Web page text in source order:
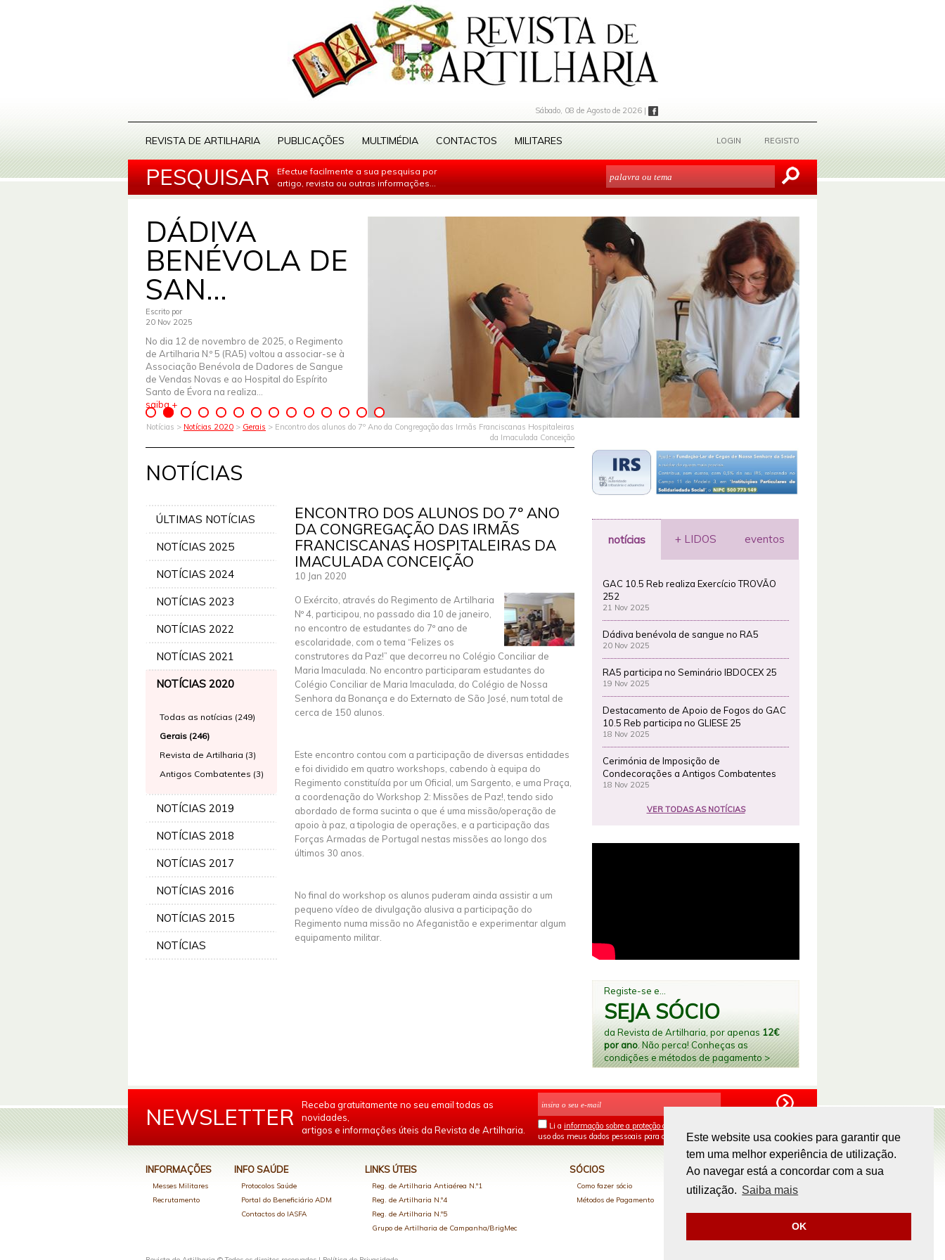
Este website usa cookies para garantir que
tem uma melhor experiência de utilização.
Ao navegar está a concordar com a sua
utilização. Saiba mais
OK
Sábado, 08 de Agosto de 2026 |
REVISTA DE ARTILHARIA PUBLICAÇÕES MULTIMÉDIA CONTACTOS MILITARES LOGIN REGISTO
PESQUISAR
Efectue facilmente a sua pesquisa por
artigo, revista ou outras informações...
DÁDIVA
BENÉVOLA DE
SAN...
Escrito por
20 Nov 2025
No dia 12 de novembro de 2025, o Regimento
de Artilharia N.º 5 (RA5) voltou a associar-se à
Associação Benévola de Dadores de Sangue
de Vendas Novas e ao Hospital do Espírito
Santo de Évora na realiza...
saiba +
Notícias > Notícias 2020 > Gerais > Encontro dos alunos do 7º Ano da Congregação das Irmãs Franciscanas Hospitaleiras
da Imaculada Conceição
NOTÍCIAS
ÚLTIMAS NOTÍCIAS
NOTÍCIAS 2025
NOTÍCIAS 2024
NOTÍCIAS 2023
NOTÍCIAS 2022
NOTÍCIAS 2021
NOTÍCIAS 2020
Todas as notícias (249)
Gerais (246)
Revista de Artilharia (3)
Antigos Combatentes (3)
NOTÍCIAS 2019
NOTÍCIAS 2018
NOTÍCIAS 2017
NOTÍCIAS 2016
NOTÍCIAS 2015
NOTÍCIAS
ENCONTRO DOS ALUNOS DO 7º ANO
DA CONGREGAÇÃO DAS IRMÃS
FRANCISCANAS HOSPITALEIRAS DA
IMACULADA CONCEIÇÃO
10 Jan 2020
O Exército, através do Regimento de Artilharia
Nº 4, participou, no passado dia 10 de janeiro,
no encontro de estudantes do 7º ano de
escolaridade, com o tema “Felizes os
construtores da Paz!” que decorreu no Colégio Conciliar de
Maria Imaculada. No encontro participaram estudantes do
Colégio Conciliar de Maria Imaculada, do Colégio de Nossa
Senhora da Bonança e do Externato de São José, num total de
cerca de 150 alunos.
Este encontro contou com a participação de diversas entidades
e foi dividido em quatro workshops, cabendo à equipa do
Regimento constituída por um Oficial, um Sargento, e uma Praça,
a coordenação do Workshop 2: Missões de Paz!, tendo sido
abordado de forma sucinta o que é uma missão/operação de
apoio à paz, a tipologia de operações, e a participação das
Forças Armadas de Portugal nestas missões ao longo dos
últimos 30 anos.
No final do workshop os alunos puderam ainda assistir a um
pequeno vídeo de divulgação alusiva a participação do
Regimento numa missão no Afeganistão e experimentar algum
equipamento militar.
notícias + LIDOS eventos
GAC 10.5 Reb realiza Exercício TROVÃO
252
21 Nov 2025
Dádiva benévola de sangue no RA5
20 Nov 2025
RA5 participa no Seminário IBDOCEX 25
19 Nov 2025
Destacamento de Apoio de Fogos do GAC
10.5 Reb participa no GLIESE 25
18 Nov 2025
Cerimónia de Imposição de
Condecorações a Antigos Combatentes
18 Nov 2025
VER TODAS AS NOTÍCIAS
Registe-se e...
SEJA SÓCIO
da Revista de Artilharia, por apenas 12€
por ano. Não perca! Conheças as
condições e métodos de pagamento >
NEWSLETTER
Receba gratuitamente no seu email todas as
novidades,
artigos e informações úteis da Revista de Artilharia.
Li a informação sobre a proteção de dados
uso dos meus dados pessoais para os fins mencionados.
INFORMAÇÕES
Messes Militares
Recrutamento
INFO SAÚDE
Protocolos Saúde
Portal do Beneficiário ADM
Contactos do IASFA
LINKS ÚTEIS
Reg. de Artilharia Antiaérea N.º1
Reg. de Artilharia N.º4
Reg. de Artilharia N.º5
Grupo de Artilharia de Campanha/BrigMec
SÓCIOS
Como fazer sócio
Métodos de Pagamento
PAGAMENTOS ONLINE